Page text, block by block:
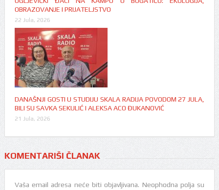
OBRAZOVANJE I PRIJATELJSTVO
22 Jula, 2026
DANAŠNJI GOSTI U STUDIJU SKALA RADIJA POVODOM 27 JULA,
BILI SU SAVKA SEKULIĆ I ALEKSA ACO ĐUKANOVIĆ
21 Jula, 2026
KOMENTARIŠI ČLANAK
Vaša email adresa neće biti objavljivana. Neophodna polja su